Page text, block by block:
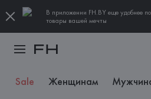
В приложении FH.BY еще удобнее
товары вашей мечты
Sale Женщинам